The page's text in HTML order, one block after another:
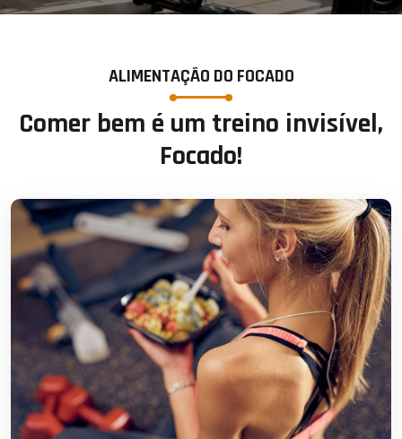
ALIMENTAÇÃO DO FOCADO
Comer bem é um treino invisível,
Focado!